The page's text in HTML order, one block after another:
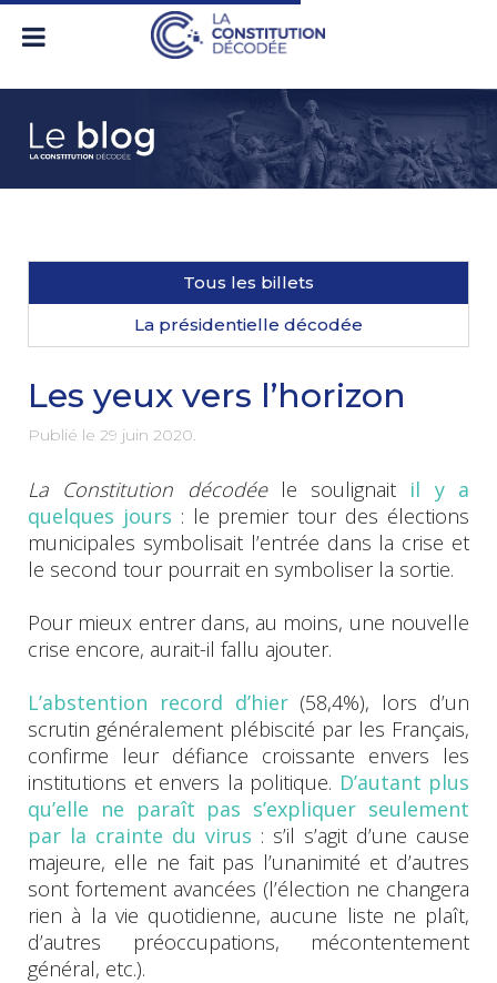
Tous les billets
La présidentielle décodée
Les yeux vers l’horizon
Publié le 29 juin 2020
La Constitution décodéele soulignait il y a
quelques jours : le premier tour des élections
municipales symbolisait l’entrée dans la crise et
le second tour pourrait en symboliser la sortie.
Pour mieux entrer dans, au moins, une nouvelle
crise encore, aurait-il fallu ajouter.
L’abstention record d’hier(58,4%), lors d’un
scrutin généralement plébiscité par les Français,
confirme leur défiance croissante envers les
institutions et envers la politique. D’autant plus
qu’elle ne paraît pas s’expliquer seulement
par la crainte du virus : s’il s’agit d’une cause
majeure, elle ne fait pas l’unanimité et d’autres
sont fortement avancées (l’élection ne changera
rien à la vie quotidienne, aucune liste ne plaît,
d’autres préoccupations, mécontentement
général, etc.).